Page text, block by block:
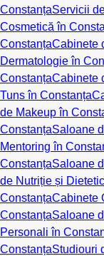
ConstanțaServicii
Cosmetică în
ConstanțaCabinete
Dermatologie în
ConstanțaCabinete
Tuns în Constanța
de Makeup în
ConstanțaSaloane
Mentoring în
ConstanțaSaloane
de Nutriție și
ConstanțaCabinete
ConstanțaSaloane
Personali în
ConstanțaStudiouri